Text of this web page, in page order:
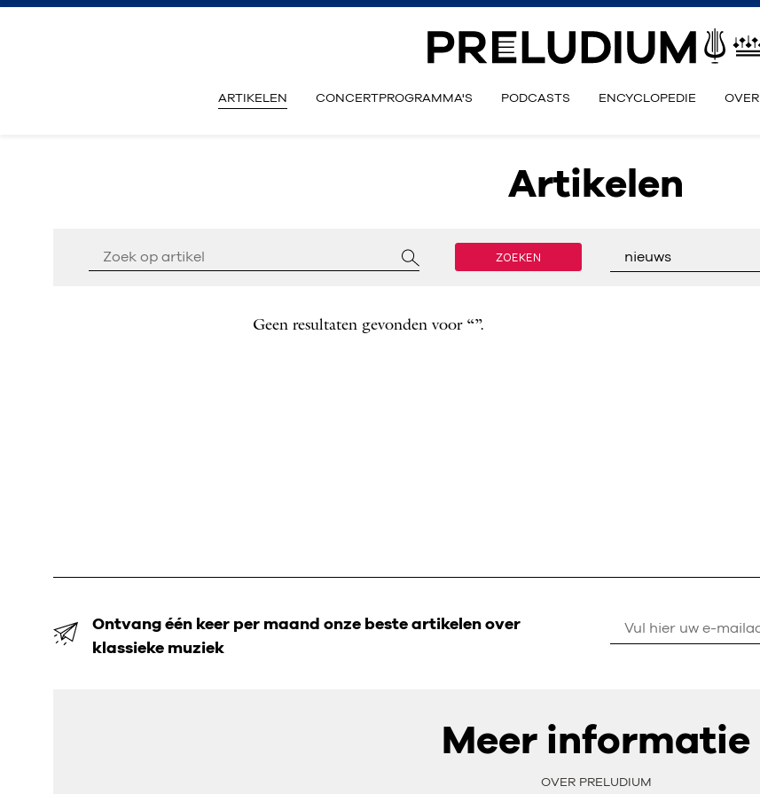
ARTIKELEN CONCERTPROGRAMMA'S PODCASTS ENCYCLOPEDIE OVER
Artikelen
ZOEKEN nieuws
Geen resultaten gevonden voor “”.
Ontvang één keer per maand onze beste artikelen over
klassieke muziek
Meer informatie
OVER PRELUDIUM